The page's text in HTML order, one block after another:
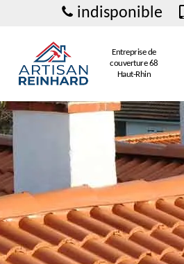
indisponible
Entreprise de
couverture 68
Haut-Rhin